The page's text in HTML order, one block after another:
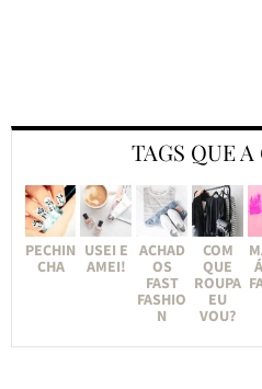
TAGS QUE A
PECHIN
CHA
USEI E
AMEI!
ACHAD
OS
FAST
FASHIO
N
COM
QUE
ROUPA
EU
VOU?